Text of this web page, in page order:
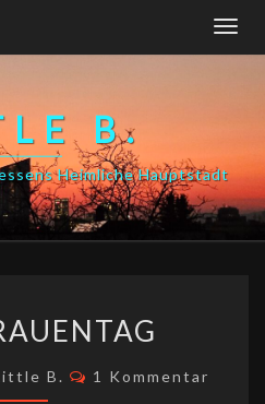
B.
Heimliche Hauptstadt
B. Kommentare
1 Kommentar